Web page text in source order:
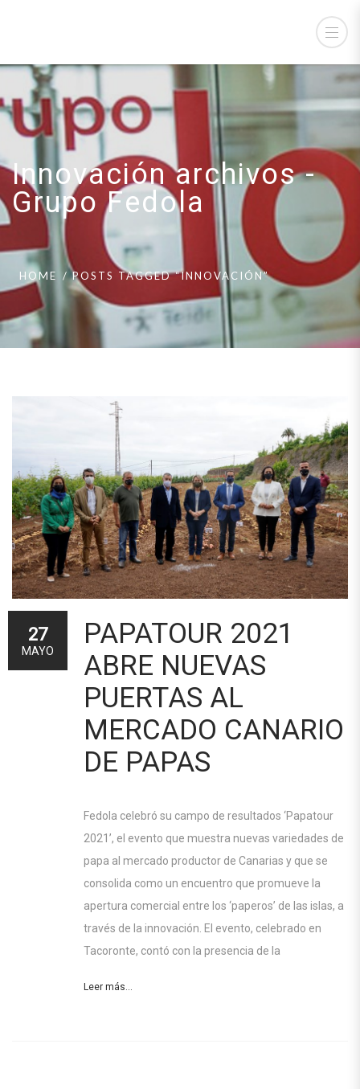
Innovación archivos -
Grupo Fedola
HOME POSTS TAGGED “INNOVACIÓN”
PAPATOUR 2021
ABRE NUEVAS
PUERTAS AL
MERCADO CANARIO
DE PAPAS
Fedola celebró su campo de resultados ‘Papatour
2021’, el evento que muestra nuevas variedades de
papa al mercado productor de Canarias y que se
consolida como un encuentro que promueve la
apertura comercial entre los ‘paperos’ de las islas, a
través de la innovación. El evento, celebrado en
Tacoronte, contó con la presencia de la
Leer más...
27
MAYO